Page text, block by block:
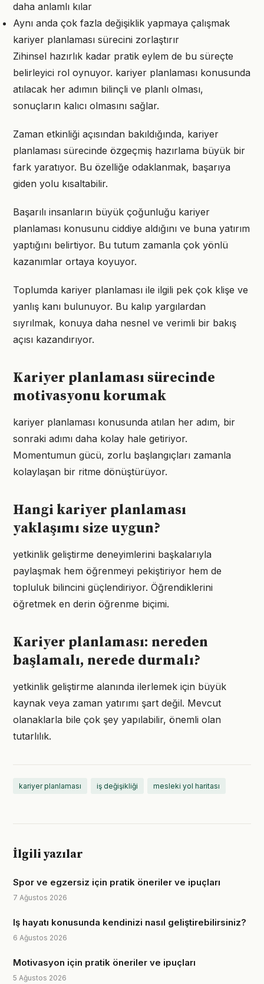
daha anlamlı kılar
Aynı anda çok fazla değişiklik yapmaya çalışmak
kariyer planlaması sürecini zorlaştırır
Zihinsel hazırlık kadar pratik eylem de bu süreçte
belirleyici rol oynuyor. kariyer planlaması konusunda
atılacak her adımın bilinçli ve planlı olması,
sonuçların kalıcı olmasını sağlar.
Zaman etkinliği açısından bakıldığında, kariyer
planlaması sürecinde özgeçmiş hazırlama büyük bir
fark yaratıyor. Bu özelliğe odaklanmak, başarıya
giden yolu kısaltabilir.
Başarılı insanların büyük çoğunluğu kariyer
planlaması konusunu ciddiye aldığını ve buna yatırım
yaptığını belirtiyor. Bu tutum zamanla çok yönlü
kazanımlar ortaya koyuyor.
Toplumda kariyer planlaması ile ilgili pek çok klişe ve
yanlış kanı bulunuyor. Bu kalıp yargılardan
sıyrılmak, konuya daha nesnel ve verimli bir bakış
açısı kazandırıyor.
Kariyer planlaması sürecinde
motivasyonu korumak
kariyer planlaması konusunda atılan her adım, bir
sonraki adımı daha kolay hale getiriyor.
Momentumun gücü, zorlu başlangıçları zamanla
kolaylaşan bir ritme dönüştürüyor.
Hangi kariyer planlaması
yaklaşımı size uygun?
yetkinlik geliştirme deneyimlerini başkalarıyla
paylaşmak hem öğrenmeyi pekiştiriyor hem de
topluluk bilincini güçlendiriyor. Öğrendiklerini
öğretmek en derin öğrenme biçimi.
Kariyer planlaması: nereden
başlamalı, nerede durmalı?
yetkinlik geliştirme alanında ilerlemek için büyük
kaynak veya zaman yatırımı şart değil. Mevcut
olanaklarla bile çok şey yapılabilir, önemli olan
tutarlılık.
kariyer planlaması iş değişikliği mesleki yol haritası
İlgili yazılar
Spor ve egzersiz için pratik öneriler ve ipuçları
7 Ağustos 2026
Iş hayatı konusunda kendinizi nasıl geliştirebilirsiniz?
6 Ağustos 2026
Motivasyon için pratik öneriler ve ipuçları
5 Ağustos 2026